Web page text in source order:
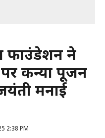
फाउंडेशन ने
कन्या पूजन
मनाई
2:38 PM